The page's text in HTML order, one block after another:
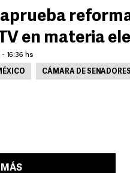
en materia
16:36 hs
CÁMARA DE SENADORES
MÁS